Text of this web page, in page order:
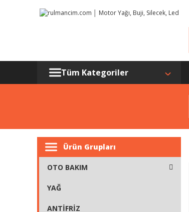
Tüm Kategoriler
Ürün Grupları
OTO BAKIM
YAĞ
ANTİFRİZ